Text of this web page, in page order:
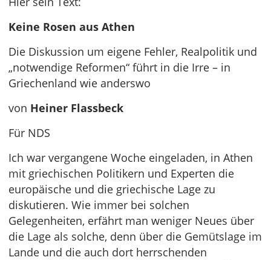
Keine Rosen aus Athen
Die Diskussion um eigene Fehler, Realpolitik und
„notwendige Reformen“ führt in die Irre – in
Griechenland wie anderswo
von Heiner Flassbeck
Für NDS
Ich war vergangene Woche eingeladen, in Athen
mit griechischen Politikern und Experten die
europäische und die griechische Lage zu
diskutieren. Wie immer bei solchen
Gelegenheiten, erfährt man weniger Neues über
die Lage als solche, denn über die Gemütslage im
Lande und die auch dort herrschenden